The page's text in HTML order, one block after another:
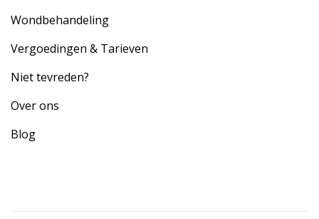
Wondbehandeling
Vergoedingen & Tarieven
Niet tevreden?
Over ons
Blog